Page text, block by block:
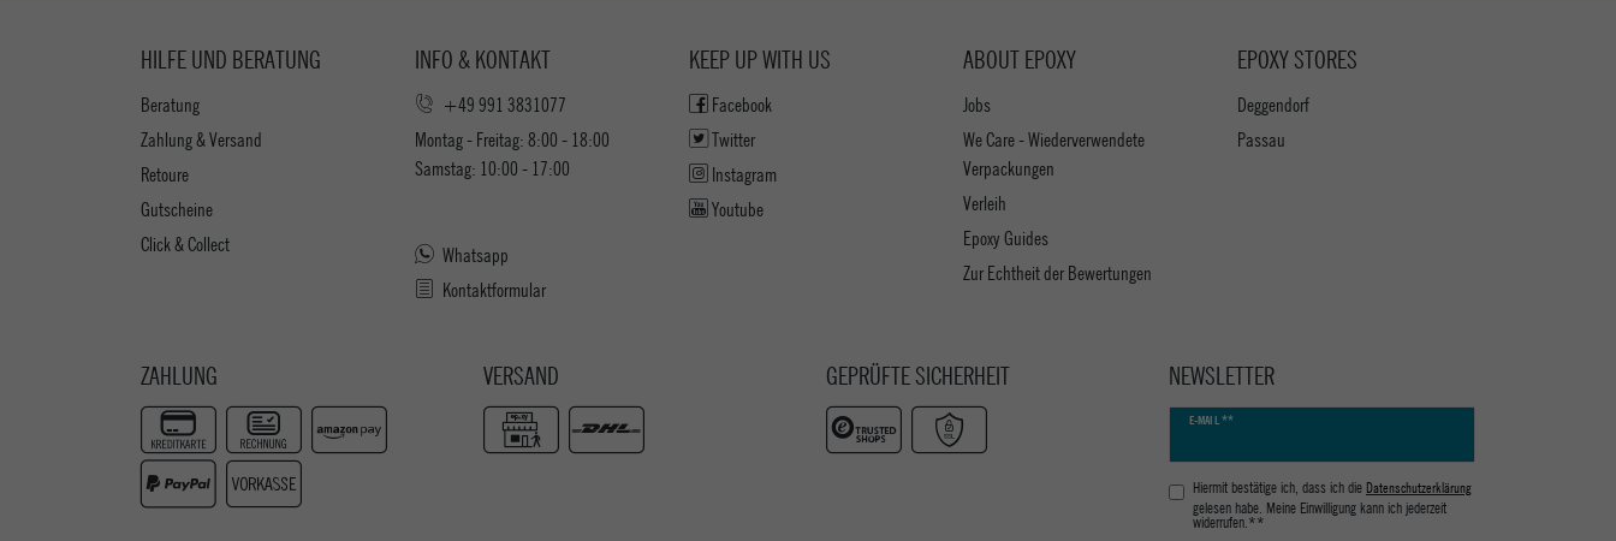
HILFE UND BERATUNG
Beratung
Zahlung & Versand
Retoure
Gutscheine
Click & Collect
INFO & KONTAKT
+49 991 3831077
Montag - Freitag: 8:00 - 18:00
Samstag: 10:00 - 17:00
Whatsapp
Kontaktformular
ABOUT EPOXY
Jobs
We Care - Wiederverwendete
Verpackungen
Verleih
Epoxy Guides
Zur Echtheit der Bewertungen
EPOXY STORES
Deggendorf
Passau
KEEP UP WITH US
Facebook
Twitter
Instagram
Youtube
ZAHLUNG VERSAND GEPRÜFTE SICHERHEIT NEWSLETTER
E-MAIL **
Newsletter
Hiermit bestätige ich, dass ich die Daten­schutz­erklärung
gelesen habe. Meine Einwilligung kann ich jederzeit
widerrufen.**